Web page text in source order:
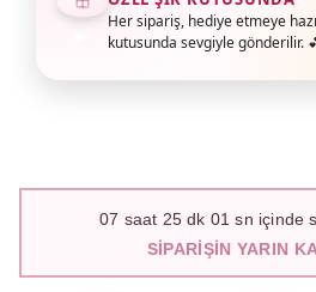
Her sipariş, hediye etmeye
kutusunda sevgiyle gönderilir.
07 saat 25dk 00 sn içinde
SIPARIŞIN YARIN